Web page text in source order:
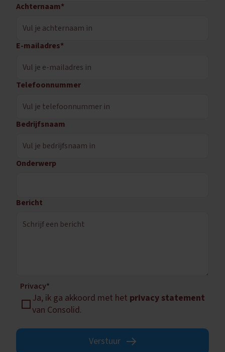
Achternaam*
E-mailadres*
Telefoonnummer
Bedrijfsnaam
Onderwerp
Bericht
Privacy*
Ja, ik ga akkoord met het privacy statement
van Consolid.
Verstuur